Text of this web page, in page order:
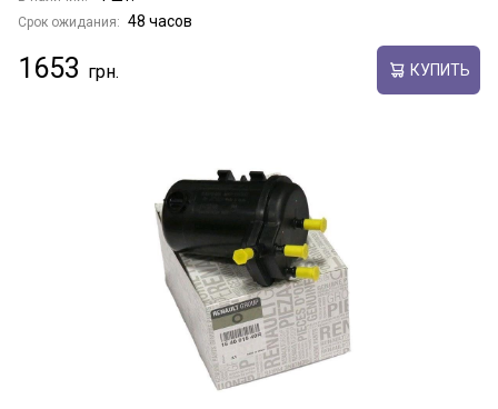
Срок ожидания: 48 часов
1653 КУПИТЬ